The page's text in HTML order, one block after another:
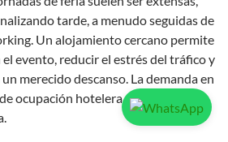
tarde, a menudo seguidas de
Un alojamiento cercano permite
evento, reducir el estrés del tráfico y
merecido descanso. La demanda en
ocupación hotelera que requieren